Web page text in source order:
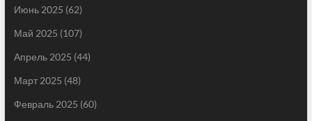
Июнь 2025 (62)
Май 2025 (107)
Апрель 2025 (44)
Март 2025 (48)
Февраль 2025 (60)